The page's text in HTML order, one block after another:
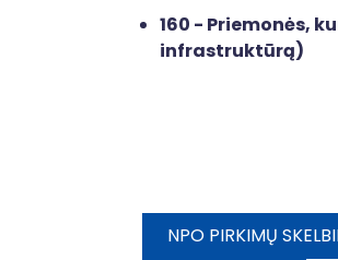
160 - Priemonės,
infrastruktūrą)
NPO PIRKIMŲ